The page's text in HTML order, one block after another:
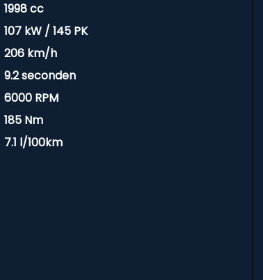
1998 cc
107 kW / 145 PK
206 km/h
9.2 seconden
6000 RPM
185 Nm
7.1 l/100km